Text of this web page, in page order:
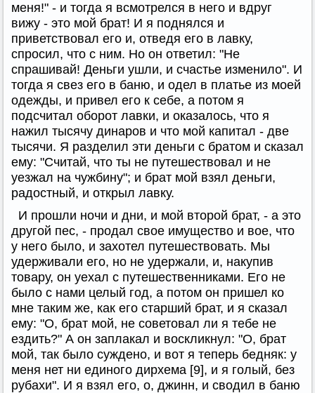
меня!" - и тогда я всмотрелся в него и вдруг
вижу - это мой брат! И я поднялся и
приветствовал его и, отведя его в лавку,
спросил, что с ним. Но он ответил: "Не
спрашивай! Деньги ушли, и счастье изменило". И
тогда я свез его в баню, и одел в платье из моей
одежды, и привел его к себе, а потом я
подсчитал оборот лавки, и оказалось, что я
нажил тысячу динаров и что мой капитал - две
тысячи. Я разделил эти деньги с братом и сказал
ему: "Считай, что ты не путешествовал и не
уезжал на чужбину"; и брат мой взял деньги,
радостный, и открыл лавку.
И прошли ночи и дни, и мой второй брат, - а это
другой пес, - продал свое имущество и вое, что
у него было, и захотел путешествовать. Мы
удерживали его, но не удержали, и, накупив
товару, он уехал с путешественниками. Его не
было с нами целый год, а потом он пришел ко
мне таким же, как его старший брат, и я сказал
ему: "О, брат мой, не советовал ли я тебе не
ездить?" А он заплакал и воскликнул: "О, брат
мой, так было суждено, и вот я теперь бедняк: у
меня нет ни единого дирхема [9], и я голый, без
рубахи". И я взял его, о, джинн, и сводил в баню